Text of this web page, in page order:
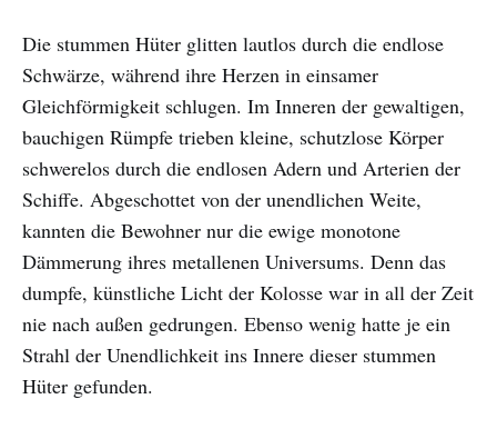
Die stummen Hüter glitten lautlos durch die endlose
Schwärze, während ihre Herzen in einsamer
Gleichförmigkeit schlugen. Im Inneren der gewaltigen,
bauchigen Rümpfe trieben kleine, schutzlose Körper
schwerelos durch die endlosen Adern und Arterien der
Schiffe. Abgeschottet von der unendlichen Weite,
kannten die Bewohner nur die ewige monotone
Dämmerung ihres metallenen Universums. Denn das
dumpfe, künstliche Licht der Kolosse war in all der Zeit
nie nach außen gedrungen. Ebenso wenig hatte je ein
Strahl der Unendlichkeit ins Innere dieser stummen
Hüter gefunden.